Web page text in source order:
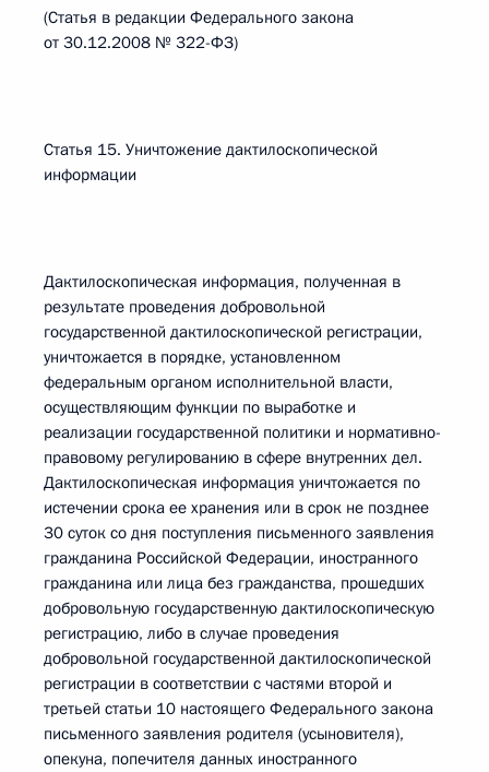
(Статья в редакции Федерального закона
от 30.12.2008 № 322-ФЗ)
Статья 15. Уничтожение дактилоскопической
информации
Дактилоскопическая информация, полученная в
результате проведения добровольной
государственной дактилоскопической регистрации,
уничтожается в порядке, установленном
федеральным органом исполнительной власти,
осуществляющим функции по выработке и
реализации государственной политики и нормативно-
правовому регулированию в сфере внутренних дел.
Дактилоскопическая информация уничтожается по
истечении срока ее хранения или в срок не позднее
30 суток со дня поступления письменного заявления
гражданина Российской Федерации, иностранного
гражданина или лица без гражданства, прошедших
добровольную государственную дактилоскопическую
регистрацию, либо в случае проведения
добровольной государственной дактилоскопической
регистрации в соответствии с частями второй и
третьей статьи 10 настоящего Федерального закона
письменного заявления родителя (усыновителя),
опекуна, попечителя данных иностранного